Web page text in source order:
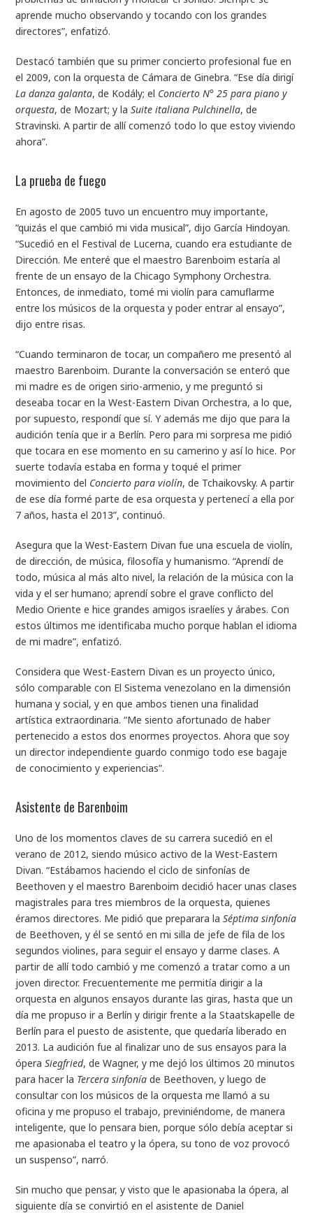
aprende mucho observando y tocando con los grandes
directores”, enfatizó.
Destacó también que su primer concierto profesional fue en
el 2009, con la orquesta de Cámara de Ginebra. “Ese día dirigí
La danza galanta, de Kodály; el Concierto N° 25 para piano y
orquesta, de Mozart; y laSuite italiana Pulchinella, de
Stravinski. A partir de allí comenzó todo lo que estoy viviendo
ahora”.
La prueba de fuego
En agosto de 2005 tuvo un encuentro muy importante,
“quizás el que cambió mi vida musical”, dijo García Hindoyan.
“Sucedió en el Festival de Lucerna, cuando era estudiante de
Dirección. Me enteré que el maestro Barenboim estaría al
frente de un ensayo de la Chicago Symphony Orchestra.
Entonces, de inmediato, tomé mi violín para camuflarme
entre los músicos de la orquesta y poder entrar al ensayo”,
dijo entre risas.
“Cuando terminaron de tocar, un compañero me presentó al
maestro Barenboim. Durante la conversación se enteró que
mi madre es de origen sirio-armenio, y me preguntó si
deseaba tocar en la West-Eastern Divan Orchestra, a lo que,
por supuesto, respondí que sí. Y además me dijo que para la
audición tenía que ir a Berlín. Pero para mi sorpresa me pidió
que tocara en ese momento en su camerino y así lo hice. Por
suerte todavía estaba en forma y toqué el primer
movimiento del Concierto para violín, de Tchaikovsky. A partir
de ese día formé parte de esa orquesta y pertenecí a ella por
7 años, hasta el 2013”, continuó.
Asegura que la West-Eastern Divan fue una escuela de violín,
de dirección, de música, filosofía y humanismo. “Aprendí de
todo, música al más alto nivel, la relación de la música con la
vida y el ser humano; aprendí sobre el grave conflicto del
Medio Oriente e hice grandes amigos israelíes y árabes. Con
estos últimos me identificaba mucho porque hablan el idioma
de mi madre”, enfatizó.
Considera que West-Eastern Divan es un proyecto único,
sólo comparable con El Sistema venezolano en la dimensión
humana y social, y en que ambos tienen una finalidad
artística extraordinaria. “Me siento afortunado de haber
pertenecido a estos dos enormes proyectos. Ahora que soy
un director independiente guardo conmigo todo ese bagaje
de conocimiento y experiencias”.
Asistente de Barenboim
Uno de los momentos claves de su carrera sucedió en el
verano de 2012, siendo músico activo de la West-Eastern
Divan. “Estábamos haciendo el ciclo de sinfonías de
Beethoven y el maestro Barenboim decidió hacer unas clases
magistrales para tres miembros de la orquesta, quienes
éramos directores. Me pidió que preparara laSéptima sinfonía
de Beethoven, y él se sentó en mi silla de jefe de fila de los
segundos violines, para seguir el ensayo y darme clases. A
partir de allí todo cambió y me comenzó a tratar como a un
joven director. Frecuentemente me permitía dirigir a la
orquesta en algunos ensayos durante las giras, hasta que un
día me propuso ir a Berlín y dirigir frente a la Staatskapelle de
Berlín para el puesto de asistente, que quedaría liberado en
2013. La audición fue al finalizar uno de sus ensayos para la
óperaSiegfried, de Wagner, y me dejó los últimos 20 minutos
para hacer la Tercera sinfonía de Beethoven, y luego de
consultar con los músicos de la orquesta me llamó a su
oficina y me propuso el trabajo, previniéndome, de manera
inteligente, que lo pensara bien, porque sólo debía aceptar si
me apasionaba el teatro y la ópera, su tono de voz provocó
un suspenso”, narró.
Sin mucho que pensar, y visto que le apasionaba la ópera, al
siguiente día se convirtió en el asistente de Daniel